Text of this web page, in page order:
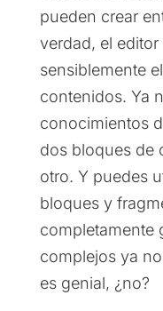
pueden crear
verdad, el
sensiblemente
contenidos. Ya
conocimientos
dos bloques de
otro. Y puedes
bloques y
completamente
complejos ya
es genial, ¿no?